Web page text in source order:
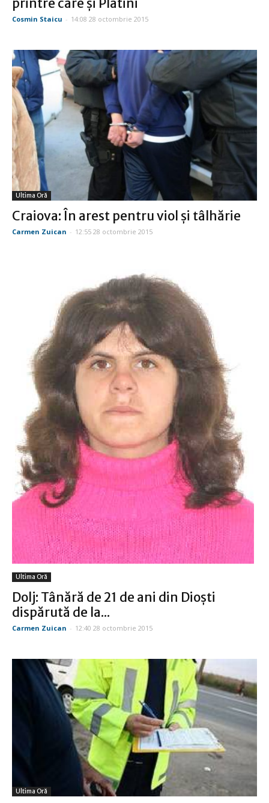
printre care şi Platini
Cosmin Staicu - 14:08 28 octombrie 2015
Ultima Oră
Craiova: În arest pentru viol și tâlhărie
Carmen Zuican - 12:55 28 octombrie 2015
Ultima Oră
Dolj: Tânără de 21 de ani din Dioști
dispărută de la...
Carmen Zuican - 12:40 28 octombrie 2015
Ultima Oră